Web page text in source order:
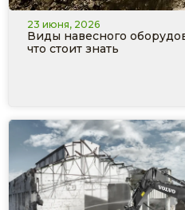
23 июня, 2026
Виды навесного
что стоит знать